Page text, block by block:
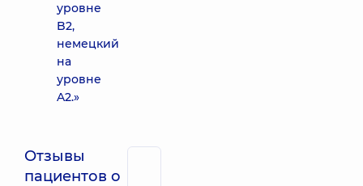
уровне
B2,
немецкий
на
уровне
A2.»
Отзывы
пациентов о